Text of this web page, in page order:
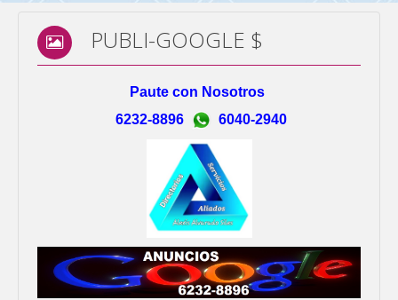
PUBLI-GOOGLE $
Paute con Nosotros
6232-8896
6040-2940